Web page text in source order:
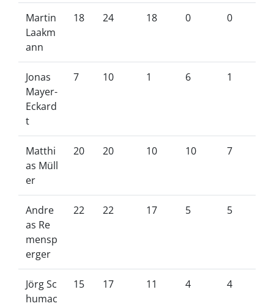
Martin
Laakm
ann
18 24 18 0 0
Jonas
Mayer-
Eckard
t
7 10 1 6 1
Matthi
as Müll
er
20 20 10 10 7
Andre
as Re
mensp
erger
22 22 17 5 5
Jörg Sc
humac
15 17 11 4 4